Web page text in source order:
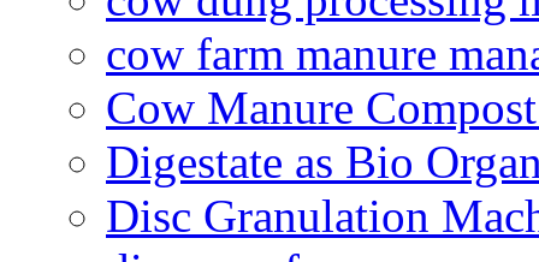
cow farm manure
Cow Manure
Digestate as Bio
Disc Granulation